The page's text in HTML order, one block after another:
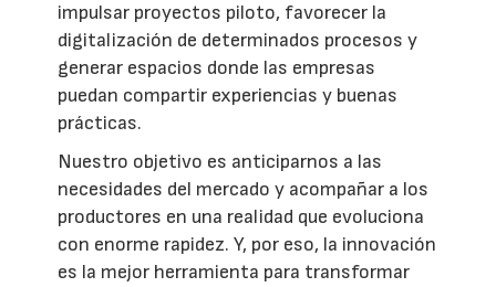
impulsar proyectos piloto, favorecer la
digitalización de determinados procesos y
generar espacios donde las empresas
puedan compartir experiencias y buenas
prácticas.
Nuestro objetivo es anticiparnos a las
necesidades del mercado y acompañar a los
productores en una realidad que evoluciona
con enorme rapidez. Y, por eso, la innovación
es la mejor herramienta para transformar